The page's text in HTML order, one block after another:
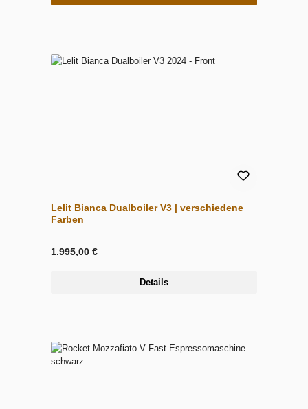
Lelit Bianca Dualboiler V3 | verschiedene
Farben
1.995,00 €
Details